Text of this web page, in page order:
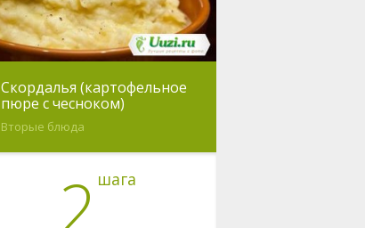
Скордалья (картофельное
пюре с чесноком)
Вторые блюда
2 шага